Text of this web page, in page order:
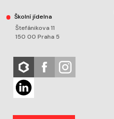
Školní jídelna
Štefánikova 11
150 00 Praha 5